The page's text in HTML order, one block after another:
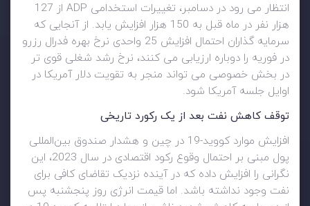
انتظار می رود در دسامبر، تغییرات استخدامی ADP از 127
هزار نفر در ماه قبل به 150 هزار افزایش یابد. از آنجایی که
سرمایه گذاران احتمال افزایش 25 واحدی نرخ بهره فدرال رزرو
در فوریه را دوباره ارزیابی می کنند، نرخ رشد شغلی قوی تر
در بخش خصوصی می تواند منجر به تقویت دلار آمریکا در
اوایل جلسه آمریکا شود.
توقف کاهش نفت بعد از یک رکورد تاریخی
افزایش موارد کووید-19 در چین و هشدار صندوق بین‌المللی
پول مبنی بر احتمال وقوع رکود اقتصادی در سال 2023، این
نگرانی را افزایش داده که در آینده نزدیک تقاضای کافی برای
نفت وجود نداشته باشد. اما قیمت انرژی روز پنجشنبه پس